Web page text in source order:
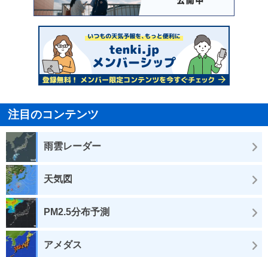
注目のコンテンツ
雨雲レーダー
天気図
PM2.5分布予測
アメダス